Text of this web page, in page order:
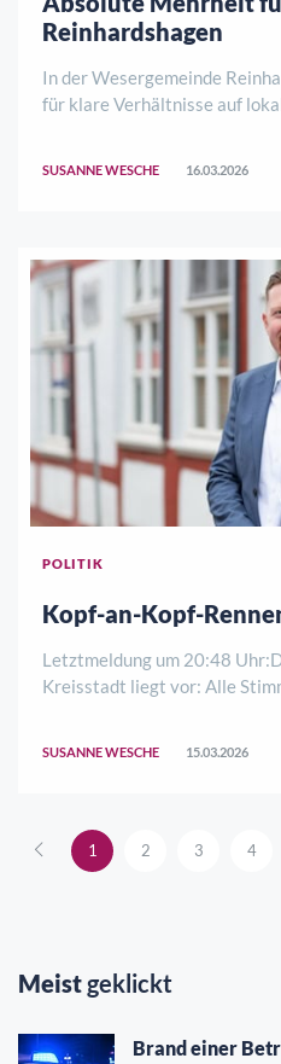
Reinhardshagen
In der Wesergemeinde
für klare Verhältnisse auf
SUSANNE WESCHE 16.03.2026
POLITIK
Kopf-an-Kopf-
Letztmeldung um 20:48
Kreisstadt liegt vor: Alle
SUSANNE WESCHE 15.03.2026
1 2 3 4
Meistgeklickt
Brand einer